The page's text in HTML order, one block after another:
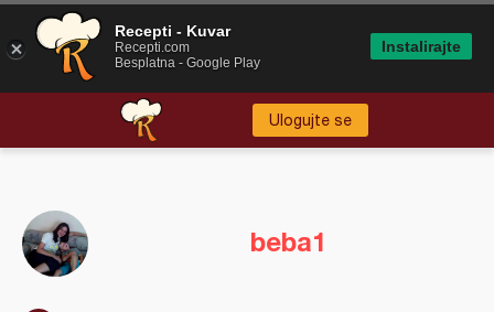
Ulogujte se
beba1
Recepti - Kuvar
Recepti.com
Besplatna - Google Play
Instalirajte